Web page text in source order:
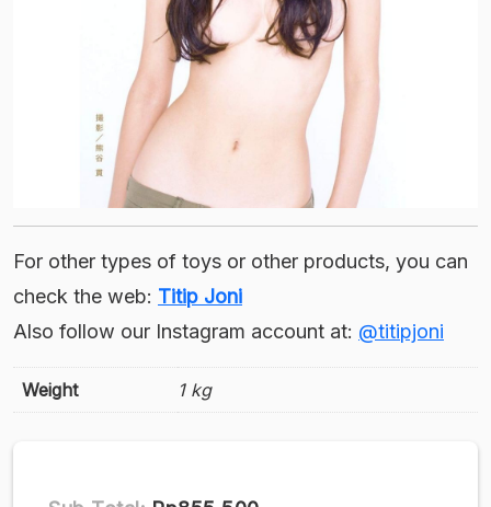
For other types of toys or other products, you can
check the web: Titip Joni
Also follow our Instagram account at: @titipjoni
Weight 1 kg